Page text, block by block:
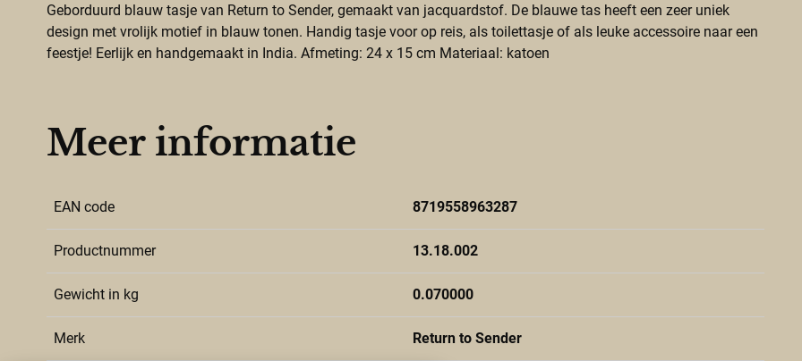
Geborduurd blauw tasje van Return to Sender, gemaakt van jacquardstof. De blauwe tas heeft een zeer uniek
design met vrolijk motief in blauw tonen. Handig tasje voor op reis, als toilettasje of als leuke accessoire naar een
feestje! Eerlijk en handgemaakt in India. Afmeting: 24 x 15 cm Materiaal: katoen
Meer informatie
EAN code 8719558963287
Productnummer 13.18.002
Gewicht in kg 0.070000
Merk Return to Sender